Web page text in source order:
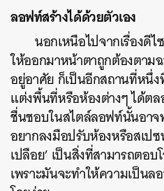
ลอฟท์สร้างได้ด้วยตัวเอง
นอกเหนือไปจากเรื่องดี
ให้ออกมาหน้าตาถูกต้องตา
อยู่อาศัย ก็เป็นอีกสถานที่หนึ่
แต่งพื้นที่หรือห้องต่างๆ ได้ตล
ชื่นชอบในสไตล์ลอฟท์นั้นอา
อยากลงมือปรับห้องหรือสเป
เปลือย’ เป็นสิ่งที่สามารถตอ
เพราะมันจะทำให้ความเป็น